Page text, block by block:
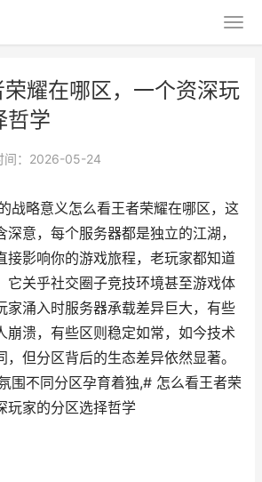
耀在哪区，一个资深玩
哲学
间：2026-05-24
战略意义怎么看王者荣耀在哪区，这
意，每个服务器都是独立的江湖，
接影响你的游戏旅程，老玩家都知道
它关乎社交圈子竞技环境甚至游戏体
家涌入时服务器承载差异巨大，有些
崩溃，有些区则稳定如常，如今技术
但分区背后的生态差异依然显著。
围不同分区孕育着独,# 怎么看王者荣
玩家的分区选择哲学